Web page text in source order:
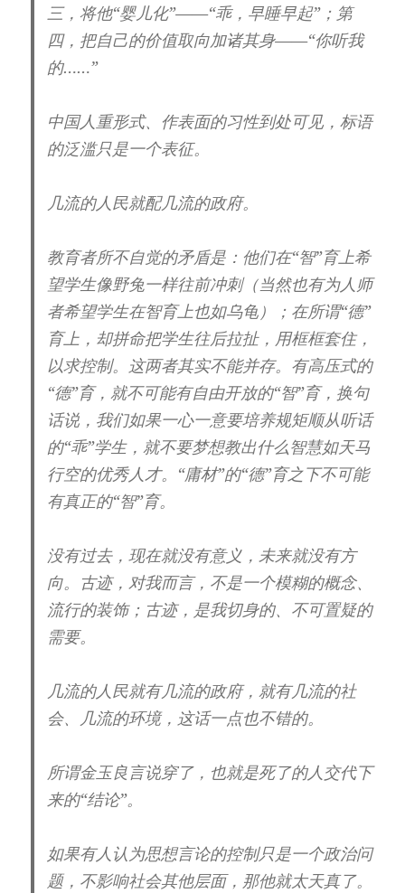
三，将他“婴儿化”——“乖，早睡早起”；第
四，把自己的价值取向加诸其身——“你听我
的……”
中国人重形式、作表面的习性到处可见，标语
的泛滥只是一个表征。
几流的人民就配几流的政府。
教育者所不自觉的矛盾是：他们在“智”育上希
望学生像野兔一样往前冲刺（当然也有为人师
者希望学生在智育上也如乌龟）；在所谓“德”
育上，却拼命把学生往后拉扯，用框框套住，
以求控制。这两者其实不能并存。有高压式的
“德”育，就不可能有自由开放的“智”育，换句
话说，我们如果一心一意要培养规矩顺从听话
的“乖”学生，就不要梦想教出什么智慧如天马
行空的优秀人才。“庸材”的“德”育之下不可能
有真正的“智”育。
没有过去，现在就没有意义，未来就没有方
向。古迹，对我而言，不是一个模糊的概念、
流行的装饰；古迹，是我切身的、不可置疑的
需要。
几流的人民就有几流的政府，就有几流的社
会、几流的环境，这话一点也不错的。
所谓金玉良言说穿了，也就是死了的人交代下
来的“结论”。
如果有人认为思想言论的控制只是一个政治问
题，不影响社会其他层面，那他就太天真了。